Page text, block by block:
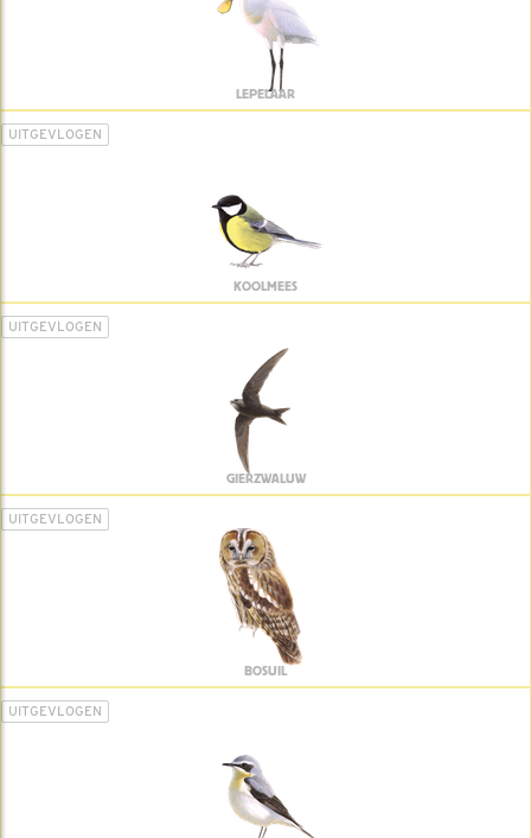
LEPELAAR
UITGEVLOGEN
KOOLMEES
UITGEVLOGEN
GIERZWALUW
UITGEVLOGEN
BOSUIL
UITGEVLOGEN